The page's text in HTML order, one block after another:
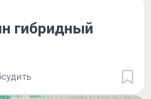
гибридный